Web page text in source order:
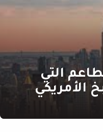
التي
الأمريكي